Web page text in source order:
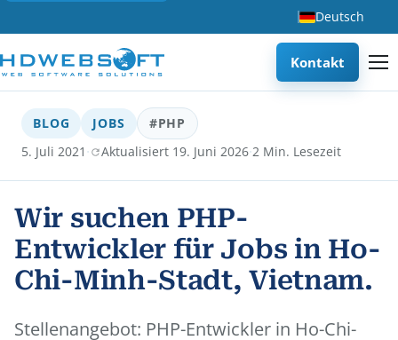
Deutsch
Kontakt
BLOG JOBS
#PHP
5. Juli 2021 · Aktualisiert 19. Juni 2026·2 Min. Lesezeit
Wir suchen PHP-
Entwickler für Jobs in Ho-
Chi-Minh-Stadt, Vietnam.
Stellenangebot: PHP-Entwickler in Ho-Chi-